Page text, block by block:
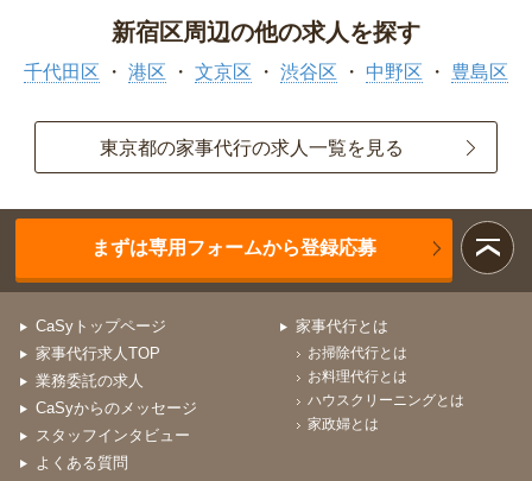
新宿区周辺の他の求人を探す
千代田区 港区 文京区 渋谷区 中野区 豊島区
東京都の家事代行の求人一覧を見る
まずは専用フォームから登録応募
CaSyトップページ
家事代行求人TOP
業務委託の求人
CaSyからのメッセージ
スタッフインタビュー
よくある質問
家事代行とは
お掃除代行とは
お料理代行とは
ハウスクリーニングとは
家政婦とは